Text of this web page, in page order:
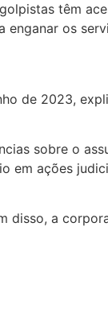
têm
enganar os
de 2023,
sobre o
em ações
disso, a